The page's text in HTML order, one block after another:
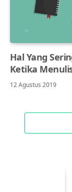
Hal Yang
Ketika
12 Agustus 2019